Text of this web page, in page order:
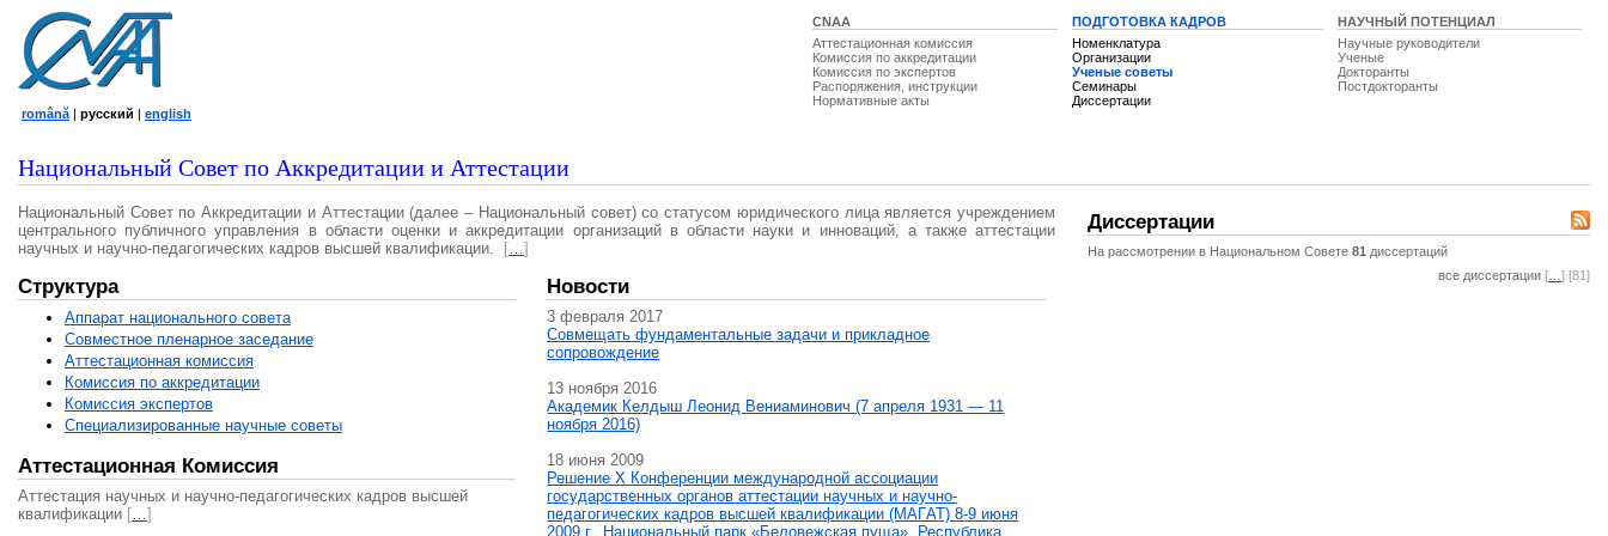
CNAA
Аттестационная комиссия
Комиссия по аккредитации
Комиссия по экспертов
Распоряжения, инструкции
Нормативные акты
ПОДГОТОВКА КАДРОВ
Номенклатура
Организации
Ученые советы
Семинары
Диссертации
НАУЧНЫЙ ПОТЕНЦИАЛ
Научные руководители
Ученые
Докторанты
Постдокторанты
română | русский | english
Национальный Совет по Аккредитации и Аттестации
Национальный Совет по Аккредитации и Аттестации (далее – Национальный совет) со статусом юридического лица является учреждением
центрального публичного управления в области оценки и аккредитации организаций в области науки и инноваций, а также аттестации
научных и научно-педагогических кадров высшей квалификации.
[…]
Структура
Аппарат национального совета
Совместное пленарное заседание
Аттестационная комисcия
Комиссия по аккредитации
Комиссия экспертов
Специализированные научные советы
Аттестационная Комиссия
Аттестация научных и научно-педагогических кадров высшей
квалификации […]
Новости
3 февраля 2017
Совмещать фундаментальные задачи и прикладное
сопровождение
13 ноября 2016
Академик Келдыш Леонид Вениаминович (7 апреля 1931 — 11
ноября 2016)
18 июня 2009
Решение X Конференции международной ассоциации
государственных органов аттестации научных и научно-
педагогических кадров высшей квалификации (МАГAT) 8-9 июня
2009 г., Национальный парк «Беловежская пуща», Республика
Диссертации
На рассмотрении в Национальном Совете 81 диссертаций
все диссертации [ ] [81]